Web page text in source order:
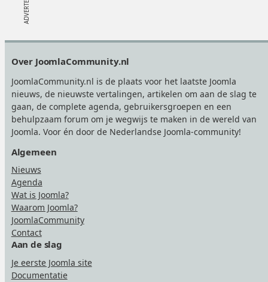
Over JoomlaCommunity.nl
JoomlaCommunity.nl is de plaats voor het laatste Joomla
nieuws, de nieuwste vertalingen, artikelen om aan de slag te
gaan, de complete agenda, gebruikersgroepen en een
behulpzaam forum om je wegwijs te maken in de wereld van
Joomla. Voor én door de Nederlandse Joomla-community!
Algemeen
Nieuws
Agenda
Wat is Joomla?
Waarom Joomla?
JoomlaCommunity
Contact
Aan de slag
Je eerste Joomla site
Documentatie